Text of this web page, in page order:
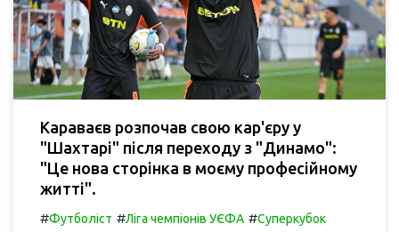
Караваєв розпочав свою кар'єру у
"Шахтарі" після переходу з "Динамо":
"Це нова сторінка в моєму професійному
житті".
#Футболіст #Ліга чемпіонів УЄФА #Суперкубок